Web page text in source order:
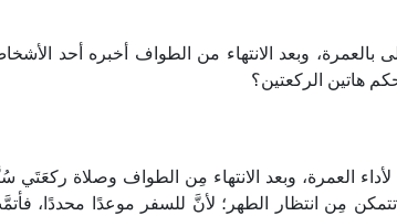
وبعد الانتهاء من الطواف أخبره أحد
هاتين الركعتين؟
العمرة، وبعد الانتهاء مِن الطواف وصلاة ركعَتَي
مِن انتظار الطهر؛ لأنَّ للسفر موعدًا محددًا،